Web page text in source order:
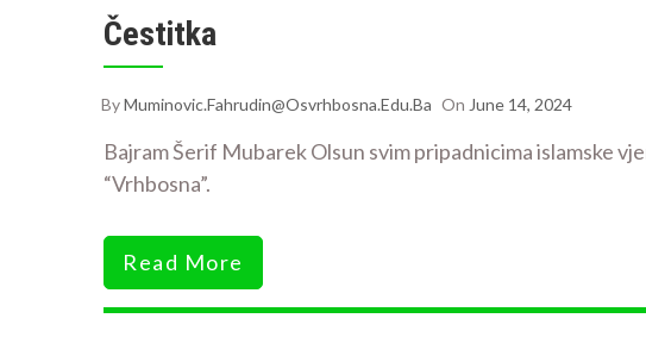
Čestitka
ByMuminovic.fahrudin@osvrhbosna.edu.ba On June 14, 2024
Bajram Šerif Mubarek Olsun svim pripadnicima islamske
“Vrhbosna”.
Read More